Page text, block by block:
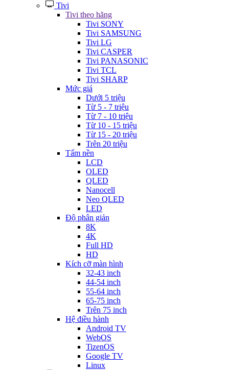
Tivi
Tivi theo hãng
Tivi SONY
Tivi SAMSUNG
Tivi LG
Tivi CASPER
Tivi PANASONIC
Tivi TCL
Tivi SHARP
Mức giá
Dưới 5 triệu
Từ 5 - 7 triệu
Từ 7 - 10 triệu
Từ 10 - 15 triệu
Từ 15 - 20 triệu
Trên 20 triệu
Tấm nền
LCD
OLED
QLED
Nanocell
Neo QLED
LED
Độ phân giản
8K
4K
Full HD
HD
Kích cỡ màn hình
32-43 inch
44-54 inch
55-64 inch
65-75 inch
Trên 75 inch
Hệ điều hành
Android TV
WebOS
TizenOS
Google TV
Linux